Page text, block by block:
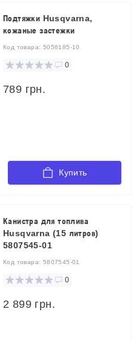
Подтяжки Husqvarna,
кожаные застежки
Код товара: 5056185-10
0
789 грн.
Купить
Канистра для топлива
Husqvarna (15 литров)
5807545-01
Код товара: 5807545-01
0
2 899 грн.